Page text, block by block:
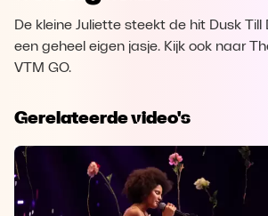
De kleine Juliette steekt de hit Dusk
een geheel eigen jasje. Kijk ook naar
VTM GO.
Gerelateerde video's